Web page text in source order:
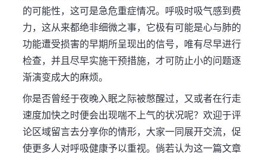
的可能性，这可是急危重症情况。呼吸时吸气感到费
力，这从来都绝非细微之事，它极有可能是心与肺的
功能遭受损害的早期所呈现出的信号，唯有尽早进行
检查，并且尽早实施干预措施，才可防止小的问题逐
渐演变成大的麻烦。
你是否曾经于夜晚入眠之际被憋醒过，又或者在行走
速度加快之时便会出现喘不上气的状况呢？欢迎于评
论区域留言去分享你的情形，大家一同展开交流，促
使更多人对呼吸健康予以重视。倘若认为这一篇文章